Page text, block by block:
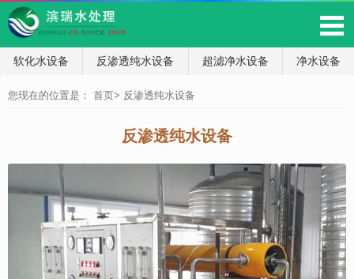
软化水设备 反渗透纯水设备 超滤净水设备 净水设备
您现在的位置是： 首页> 反渗透纯水设备
反渗透纯水设备